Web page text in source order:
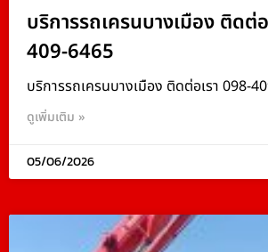
บริการรถเครนบางเมือง ติดต่
409-6465
บริการรถเครนบางเมือง ติดต่อเรา 098-
ดูเพิ่มเติม »
05/06/2026